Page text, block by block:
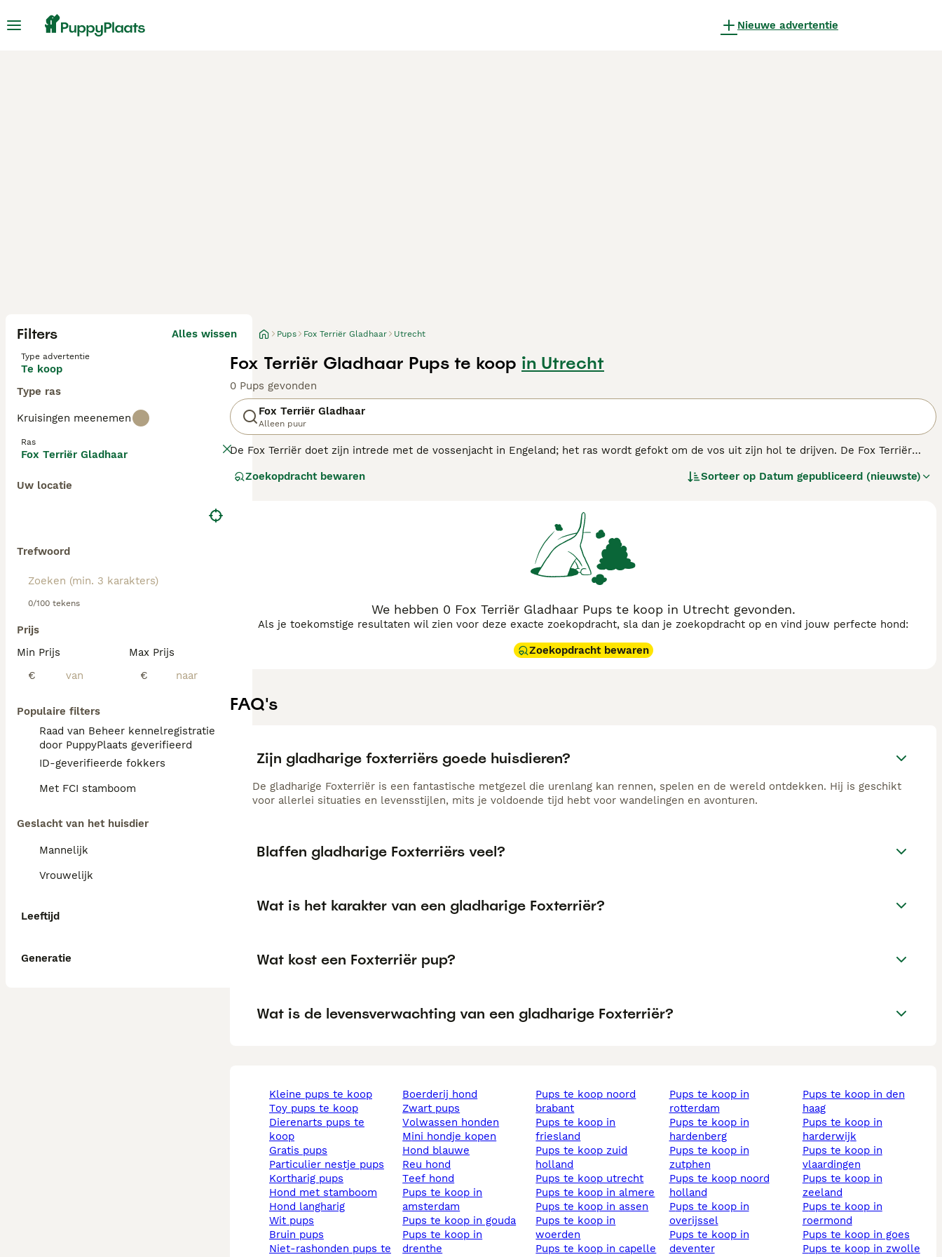
Nieuwe advertentie
Filters Alles wissen
Type advertentie
Te koop
Type ras
Kruisingen meenemen
Ras
Fox Terriër Gladhaar
Uw locatie
Trefwoord
0/100 tekens
Prijs
Min Prijs
€
Max Prijs
€
Populaire filters
Raad van Beheer kennelregistratie
door PuppyPlaats geverifieerd
ID-geverifieerde fokkers
Met FCI stamboom
Geslacht van het huisdier
Mannelijk
Vrouwelijk
Leeftijd
Generatie
Pups Fox Terriër Gladhaar Utrecht
Fox Terriër Gladhaar Pups te koop in Utrecht
0 Pups gevonden
Fox Terriër Gladhaar
Alleen puur
De Fox Terriër doet zijn intrede met de vossenjacht in Engeland; het ras wordt gefokt om de vos uit zijn hol te drijven. De Fox Terriër
Zoekopdracht bewaren Sorteer op Datum gepubliceerd (nieuwste)
We hebben 0 Fox Terriër Gladhaar Pups te koop in Utrecht gevonden.
Als je toekomstige resultaten wil zien voor deze exacte zoekopdracht, sla dan je zoekopdracht op en vind jouw perfecte hond:
Zoekopdracht bewaren
FAQ's
Zijn gladharige foxterriërs goede huisdieren?
De gladharige Foxterriër is een fantastische metgezel die urenlang kan rennen, spelen en de wereld ontdekken. Hij is geschikt
voor allerlei situaties en levensstijlen, mits je voldoende tijd hebt voor wandelingen en avonturen.
Blaffen gladharige Foxterriërs veel?
Wat is het karakter van een gladharige Foxterriër?
Wat kost een Foxterriër pup?
Wat is de levensverwachting van een gladharige Foxterriër?
kleine pups te koop
toy pups te koop
dierenarts pups te
koop
gratis pups
particulier nestje pups
kortharig pups
hond met stamboom
hond langharig
wit pups
bruin pups
niet-rashonden pups te
boerderij hond
zwart pups
volwassen honden
mini hondje kopen
hond blauwe
reu hond
teef hond
pups te koop in
amsterdam
pups te koop in gouda
pups te koop in
drenthe
pups te koop noord
brabant
pups te koop in
friesland
pups te koop zuid
holland
pups te koop utrecht
pups te koop in almere
pups te koop in assen
pups te koop in
woerden
pups te koop in capelle
pups te koop in
rotterdam
pups te koop in
hardenberg
pups te koop in
zutphen
pups te koop noord
holland
pups te koop in
overijssel
pups te koop in
deventer
pups te koop in den
haag
pups te koop in
harderwijk
pups te koop in
vlaardingen
pups te koop in
zeeland
pups te koop in
roermond
pups te koop in goes
pups te koop in zwolle